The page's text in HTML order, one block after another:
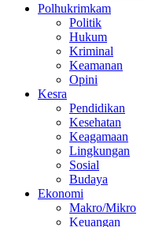
Polhukrimkam
Politik
Hukum
Kriminal
Keamanan
Opini
Kesra
Pendidikan
Kesehatan
Keagamaan
Lingkungan
Sosial
Budaya
Ekonomi
Makro/Mikro
Keuangan